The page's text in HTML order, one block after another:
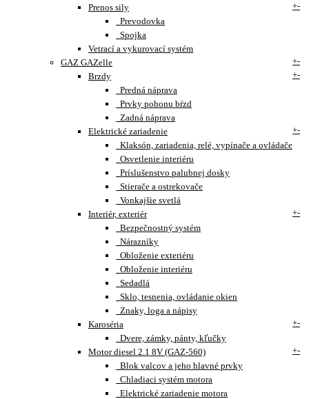
Prenos sily
+-
Prevodovka
Spojka
Vetrací a vykurovací systém
GAZ GAZelle
+-
Brzdy
+-
Predná náprava
Prvky pohonu bŕzd
Zadná náprava
Elektrické zariadenie
+-
Klaksón, zariadenia, relé, vypínače a ovládače
Osvetlenie interiéru
Príslušenstvo palubnej dosky
Stierače a ostrekovače
Vonkajšie svetlá
Interiér, exteriér
+-
Bezpečnostný systém
Nárazníky
Obloženie exteriéru
Obloženie interiéru
Sedadlá
Sklo, tesnenia, ovládanie okien
Znaky, loga a nápisy
Karoséria
+-
Dvere, zámky, pánty, kľučky
Motor diesel 2.1 8V (GAZ-560)
+-
Blok valcov a jeho hlavné prvky
Chladiaci systém motora
Elektrické zariadenie motora